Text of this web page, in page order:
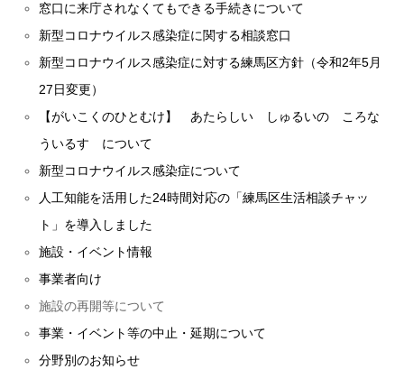
窓口に来庁されなくてもできる手続きについて
新型コロナウイルス感染症に関する相談窓口
新型コロナウイルス感染症に対する練馬区方針（令和2年5月
27日変更）
【がいこくのひとむけ】 あたらしい しゅるいの ころな
ういるす について
新型コロナウイルス感染症について
人工知能を活用した24時間対応の「練馬区生活相談チャッ
ト」を導入しました
施設・イベント情報
事業者向け
施設の再開等について
事業・イベント等の中止・延期について
分野別のお知らせ